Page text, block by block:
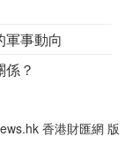
軍事動向
？
香港財匯網 版